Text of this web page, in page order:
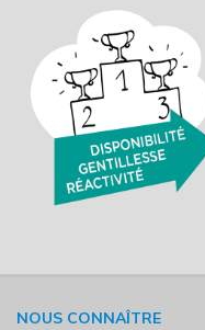
NOUS CONNAÎTRE